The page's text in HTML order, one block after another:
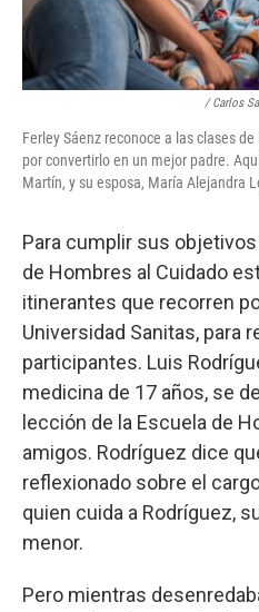
/ Carlos
Ferley Sáenz reconoce a las clases
por convertirlo en un mejor padre.
Martín, y su esposa, María Alejandra
Para cumplir sus objetivos
de Hombres al Cuidado
itinerantes que recorren
Universidad Sanitas, para
participantes. Luis
medicina de 17 años, se
lección de la Escuela de
amigos. Rodríguez dice
reflexionado sobre el
quien cuida a Rodríguez,
menor.
Pero mientras